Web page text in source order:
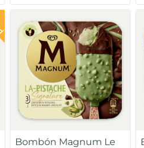
Bombón Magnum Le